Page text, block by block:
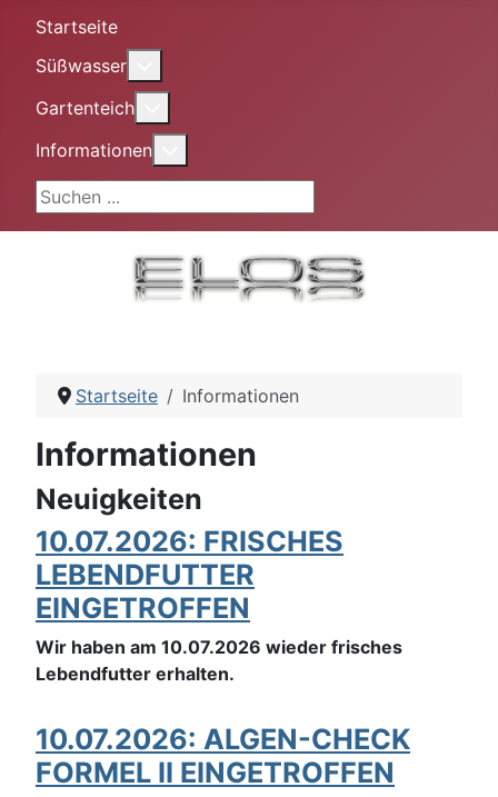
Startseite
Süßwasser
Gartenteich
Informationen
Suchen ...
Startseite Informationen
Informationen
Neuigkeiten
10.07.2026: FRISCHES
LEBENDFUTTER
EINGETROFFEN
Wir haben am 10.07.2026 wieder frisches
Lebendfutter erhalten.
10.07.2026: ALGEN-CHECK
FORMEL II EINGETROFFEN